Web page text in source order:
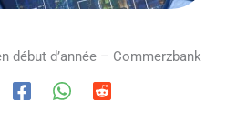
début d’année – Commerzbank